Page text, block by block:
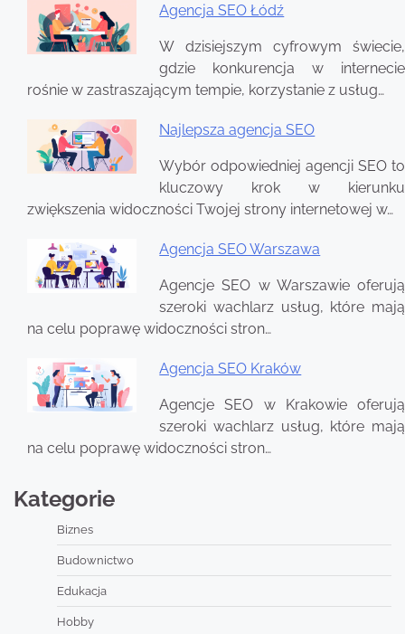
Agencja SEO Łódź
W dzisiejszym cyfrowym świecie,
gdzie konkurencja w internecie
rośnie w zastraszającym tempie, korzystanie z usług…
Najlepsza agencja SEO
Wybór odpowiedniej agencji SEO to
kluczowy krok w kierunku
zwiększenia widoczności Twojej strony internetowej w…
Agencja SEO Warszawa
Agencje SEO w Warszawie oferują
szeroki wachlarz usług, które mają
na celu poprawę widoczności stron…
Agencja SEO Kraków
Agencje SEO w Krakowie oferują
szeroki wachlarz usług, które mają
na celu poprawę widoczności stron…
Kategorie
Biznes
Budownictwo
Edukacja
Hobby